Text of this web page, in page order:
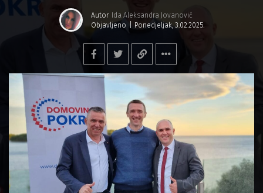
Autor Ida Aleksandra Jovanović
Objavljeno
Ponedjeljak, 3.02.2025.